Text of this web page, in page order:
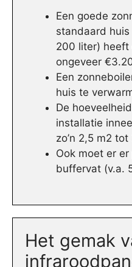
Een goede
standaard
200 liter) heeft
ongeveer
Een
huis te
De
installatie
zo’n 2,5 m2 tot
Ook moet er
buffervat (v.a.
Het gemak